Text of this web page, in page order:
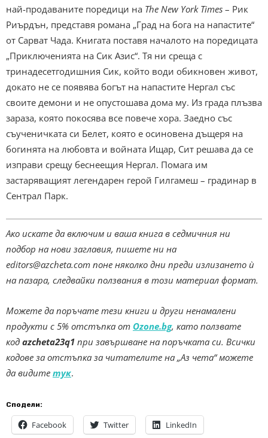
най-продаваните поредици на The New York Times – Рик
Риърдън, представя романа „Град на бога на напастите“
от Сарват Чада. Книгата поставя началото на поредицата
„Приключенията на Сик Азис“. Тя ни среща с
тринадесетгодишния Сик, който води обикновен живот,
докато не се появява богът на напастите Нергал със
своите демони и не опустошава дома му. Из града плъзва
зараза, която покосява все повече хора. Заедно със
съученичката си Белет, която е осиновена дъщеря на
богинята на любовта и войната Ищар, Сит решава да се
изправи срещу беснеещия Нергал. Помага им
застаряващият легендарен герой Гилгамеш – градинар в
Сентрал Парк.
Ако искате да включим и ваша книга в седмичния ни
подбор на нови заглавия, пишете ни на
editors@azcheta.com поне няколко дни преди излизането ѝ
на пазара, следвайки ползвания в този материал формат.
Можете да поръчате тези книги и други ненамалени
продукти с 5% отстъпка от Ozone.bg, като ползвате
код azcheta23q1 при завършване на поръчката си. Всички
кодове за отстъпка за читателите на „Аз чета“ можете
да видите тук.
Сподели:
Facebook Twitter LinkedIn